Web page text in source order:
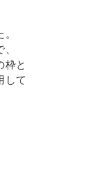
枠と
して